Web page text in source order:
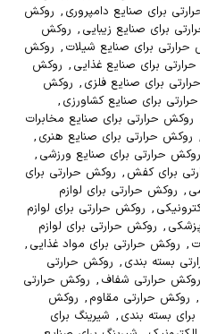
برای صنایع دامپروری , روکش
برای صنایع زیبایی , روکش
برای صنایع شیلات , روکش
برای صنایع غذایی , روکش
برای صنایع فلزی , روکش
برای صنایع کشاورزی ,
روکش حرارتی برای صنایع مخابرات
, روکش حرارتی برای صنایع هنری ,
روکش حرارتی برای صنایع ورزشی ,
برای کفش , روکش حرارتی برای
, روکش حرارتی برای لوازم
, روکش حرارتی برای لوازم
, روکش حرارتی برای لوازم
, روکش حرارتی برای مواد غذایی ,
بسته بندی , روکش حرارتی
روکش حرارتی شفاف , روکش حرارتی
, روکش حرارتی مقاوم , روکش
بسته بندی , شیرینگ برای